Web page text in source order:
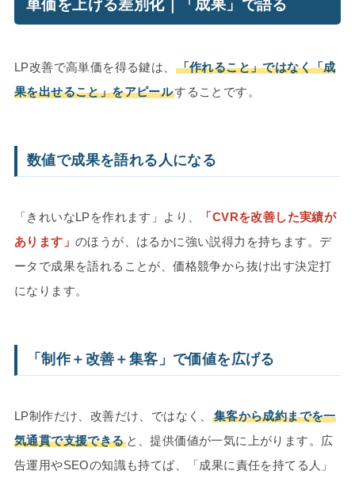
単価を上げる差別化｜「成果」で語る
LP改善で高単価を得る鍵は、
「作れること」ではなく「成
果を出せること」をアピールすることです。
数値で成果を語れる人になる
「きれいなLPを作れます」より、
「CVRを改善した実績が
あります」 のほうが、はるかに強い説得力を持ちます。デ
ータで成果を語れることが、価格競争から抜け出す決定打
になります。
「制作＋改善＋集客」で価値を広げる
LP制作だけ、改善だけ、ではなく、
集客から成約までを一
気通貫で支援できると、提供価値が一気に上がります。広
告運用やSEOの知識も持てば、「成果に責任を持てる人」